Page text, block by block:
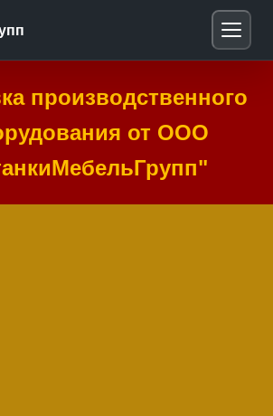
производственного
от ООО